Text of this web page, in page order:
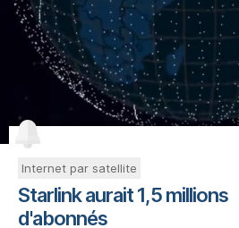
Internet par satellite
Starlink aurait 1,5 millions
d'abonnés